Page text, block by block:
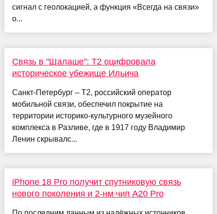
сигнал с геолокацией, а функция «Всегда на связи»
о...
Связь в "Шалаше": Т2 оцифровала
историческое убежище Ильича
Санкт-Петербург – T2, российский оператор
мобильной связи, обеспечил покрытие на
территории историко-культурного музейного
комплекса в Разливе, где в 1917 году Владимир
Ленин скрывалс...
iPhone 18 Pro получит спутниковую связь
нового поколения и 2-нм чип A20 Pro